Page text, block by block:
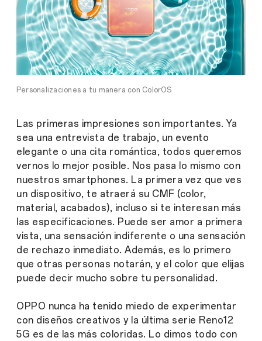
Personalizaciones a tu manera con ColorOS
Las primeras impresiones son importantes. Ya
sea una entrevista de trabajo, un evento
elegante o una cita romántica, todos queremos
vernos lo mejor posible. Nos pasa lo mismo con
nuestros smartphones. La primera vez que ves
un dispositivo, te atraerá su CMF (color,
material, acabados), incluso si te interesan más
las especificaciones. Puede ser amor a primera
vista, una sensación indiferente o una sensación
de rechazo inmediato. Además, es lo primero
que otras personas notarán, y el color que elijas
puede decir mucho sobre tu personalidad.
OPPO nunca ha tenido miedo de experimentar
con diseños creativos y la última serie Reno12
5G es de las más coloridas. Lo dimos todo con